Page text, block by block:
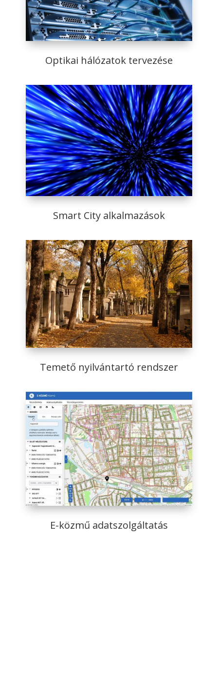
Optikai hálózatok tervezése
Smart City alkalmazások
Temető nyilvántartó rendszer
E-közmű adatszolgáltatás